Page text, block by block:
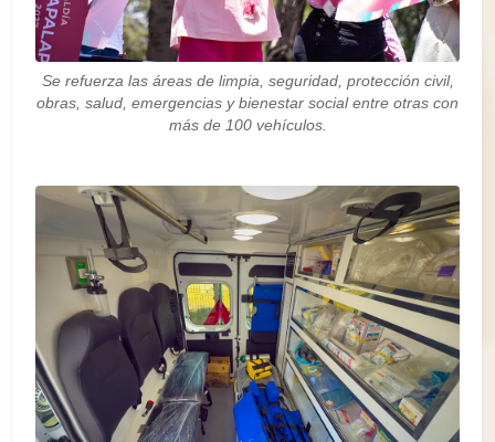
Se refuerza las áreas de limpia, seguridad, protección civil,
obras, salud, emergencias y bienestar social entre otras con
más de 100 vehículos.